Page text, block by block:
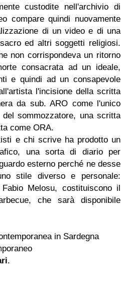
custodite nell'archivio di
compare quindi nuovamente
di un video e di una
ed altri soggetti religiosi.
non corrispondeva un ritorno
consacrata ad un ideale,
e quindi ad un consapevole
l'incisione della scritta
da sub. ARO come l'unico
sommozzatore, una scritta
come ORA.
e chi scrive ha prodotto un
una sorta di diario per
esterno perché ne desse
stile diverso e personale:
Melosu, costituiscono il
che sarà disponibile
in Sardegna
.